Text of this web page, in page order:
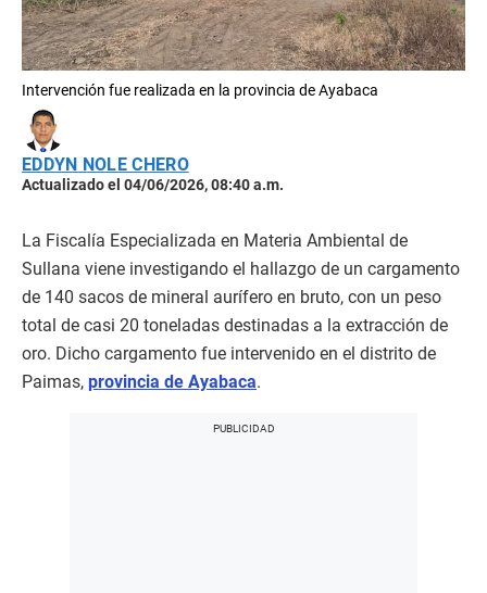
Intervención fue realizada en la provincia de Ayabaca
EDDYN NOLE CHERO
Actualizado el 04/06/2026, 08:40 a.m.
La Fiscalía Especializada en Materia Ambiental de
Sullana viene investigando el hallazgo de un cargamento
de 140 sacos de mineral aurífero en bruto, con un peso
total de casi 20 toneladas destinadas a la extracción de
oro. Dicho cargamento fue intervenido en el distrito de
Paimas, provincia de Ayabaca.